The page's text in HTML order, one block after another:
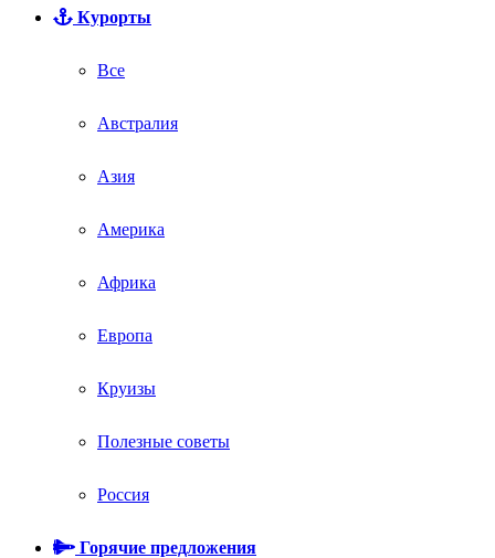
Курорты
Все
Австралия
Азия
Америка
Африка
Европа
Круизы
Полезные советы
Россия
Горячие предложения